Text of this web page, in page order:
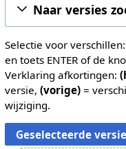
Naar versies
Selectie voor
en toets ENTER of de
Verklaring afkortingen:
versie, (vorige)=
wijziging.